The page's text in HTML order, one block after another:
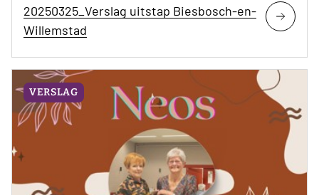
20250325_Verslag uitstap Biesbosch-en-
Willemstad
VERSLAG